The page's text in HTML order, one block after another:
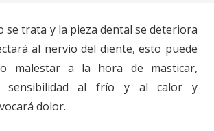
se trata y la pieza dental se deteriora
al nervio del diente, esto puede
malestar a la hora de masticar,
sensibilidad al frío y al calor y
dolor.